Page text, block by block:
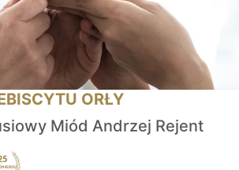
ORŁY
Miód Andrzej Rejent